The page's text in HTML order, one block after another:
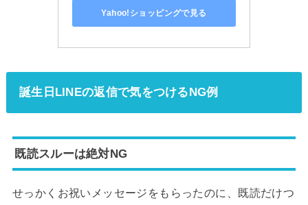
Yahoo!ショッピングで見る
誕生日LINEの返信で気をつけるNG例
既読スルーは絶対NG
せっかくお祝いメッセージをもらったのに、既読だけつ